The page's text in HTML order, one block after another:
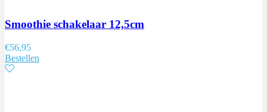
Smoothie schakelaar 12,5cm
€56,95
Bestellen